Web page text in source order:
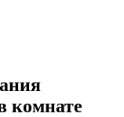
комнате